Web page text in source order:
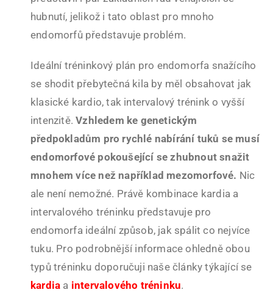
hubnutí, jelikož i tato oblast pro mnoho
endomorfů představuje problém.
Ideální tréninkový plán pro endomorfa snažícího
se shodit přebytečná kila by měl obsahovat jak
klasické kardio, tak intervalový trénink o vyšší
intenzitě.Vzhledem ke genetickým
předpokladům pro rychlé nabírání tuků se musí
endomorfové pokoušející se zhubnout snažit
mnohem více než například mezomorfové. Nic
ale není nemožné. Právě kombinace kardia a
intervalového tréninku představuje pro
endomorfa ideální způsob, jak spálit co nejvíce
tuku. Pro podrobnější informace ohledně obou
typů tréninku doporučuji naše články týkající se
kardia a intervalového tréninku.